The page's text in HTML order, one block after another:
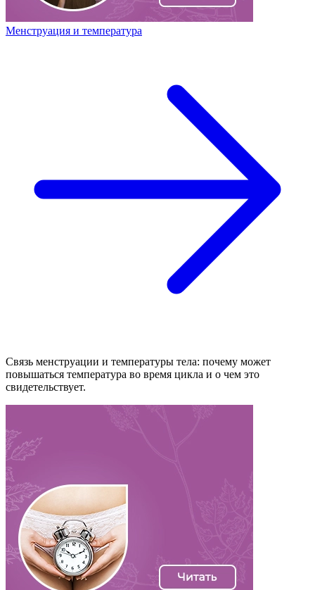
Менструация и температура
Связь менструации и температуры тела: почему может
повышаться температура во время цикла и о чем это
свидетельствует.